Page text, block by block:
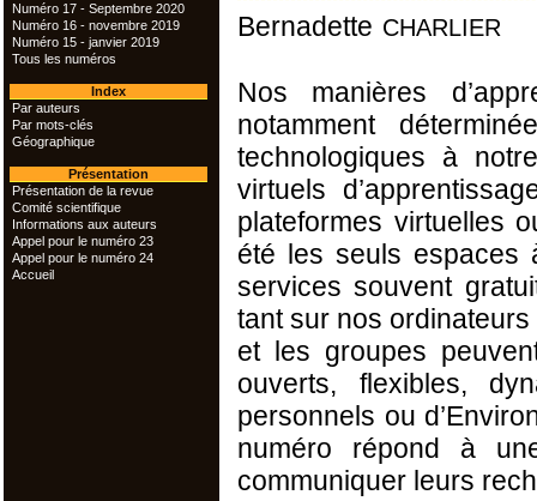
Numéro 17 - Septembre 2020
Numéro 16 - novembre 2019
Numéro 15 - janvier 2019
Tous les numéros
Index
Par auteurs
Par mots-clés
Géographique
Présentation
Présentation de la revue
Comité scientifique
Informations aux auteurs
Appel pour le numéro 23
Appel pour le numéro 24
Accueil
Bernadette charlier
Nos manières
notamment
technologiques à
virtuels
plateformes virtuelles
été les seuls espaces
services souvent
tant sur nos
et les groupes
ouverts, flexibles,
personnels ou
numéro répond à
communiquer leurs